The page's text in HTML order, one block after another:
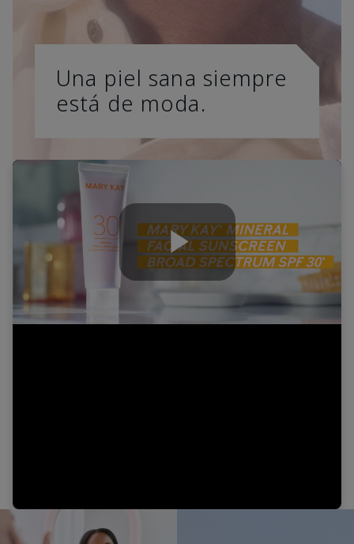
Una piel sana siempre
está de moda.
Play